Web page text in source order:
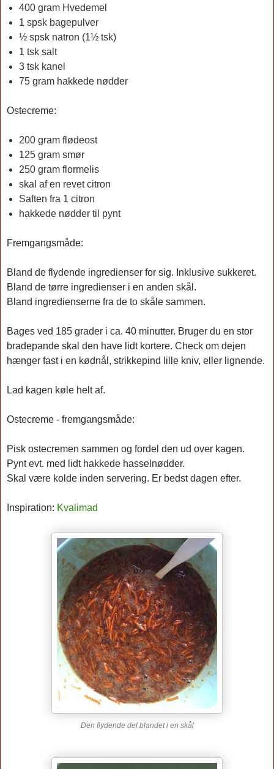
400 gram Hvedemel
1 spsk bagepulver
½ spsk natron (1½ tsk)
1 tsk salt
3 tsk kanel
75 gram hakkede nødder
Ostecreme:
200 gram flødeost
125 gram smør
250 gram flormelis
skal af en revet citron
Saften fra 1 citron
hakkede nødder til pynt
Fremgangsmåde:
Bland de flydende ingredienser for sig. Inklusive sukkeret.
Bland de tørre ingredienser i en anden skål.
Bland ingredienserne fra de to skåle sammen.
Bages ved 185 grader i ca. 40 minutter. Bruger du en stor
bradepande skal den have lidt kortere. Check om dejen
hænger fast i en kødnål, strikkepind lille kniv, eller lignende.
Lad kagen køle helt af.
Ostecreme - fremgangsmåde:
Pisk ostecremen sammen og fordel den ud over kagen.
Pynt evt. med lidt hakkede hasselnødder.
Skal være kolde inden servering. Er bedst dagen efter.
Inspiration: Kvalimad
Den flydende del blandet i en skål